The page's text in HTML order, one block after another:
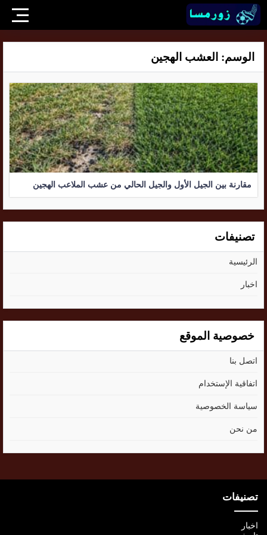
الوسم: العشب الهجين
مقارنة بين الجيل الأول والجيل الحالي من عشب الملاعب الهجين
تصنيفات
الرئيسية
اخبار
خصوصية الموقع
اتصل بنا
اتفاقية الإستخدام
سياسة الخصوصية
من نحن
تصنيفات
اخبار